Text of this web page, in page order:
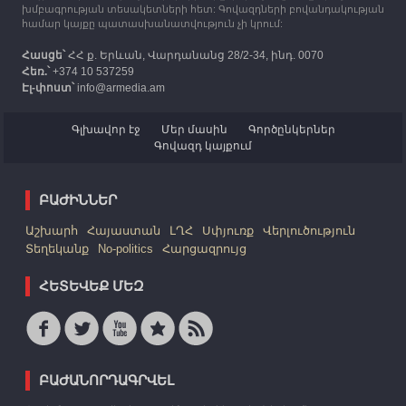
խմբագրության տեսակետների հետ: Գովազդների բովանդակության
համար կայքը պատասխանատվություն չի կրում:
Հասցե՝ՀՀ ք. Երևան, Վարդանանց 28/2-34, ինդ. 0070
Հեռ.՝+374 10 537259
Էլ-փոստ՝info@armedia.am
Գլխավոր էջ Մեր մասին
Գործընկերներ
Գովազդ կայքում
ԲԱԺԻՆՆԵՐ
Աշխարհ Հայաստան ԼՂՀ Սփյուռք
Վերլուծություն
Տեղեկանք
No-politics Հարցազրույց
ՀԵՏԵՎԵՔ ՄԵԶ
ԲԱԺԱՆՈՐԴԱԳՐՎԵԼ